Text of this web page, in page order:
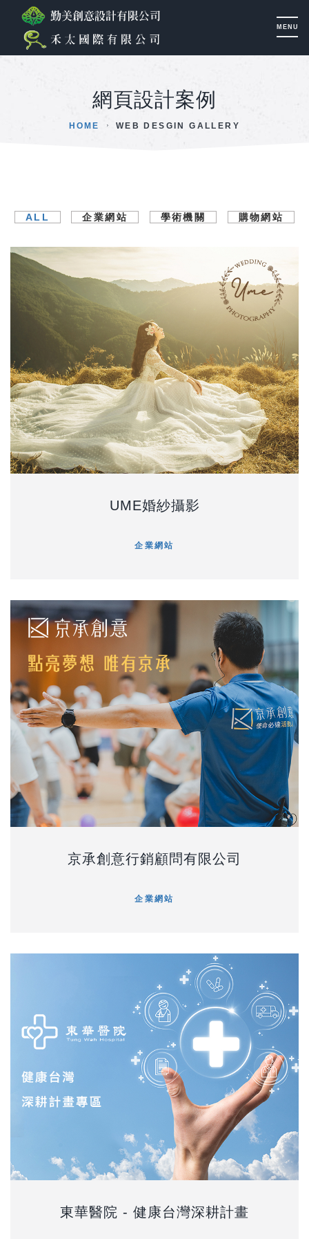
網頁設計案例
HOME WEB DESGIN GALLERY
ALL 企業網站 學術機關 購物網站
UME婚紗攝影
企業網站
京承創意行銷顧問有限公司
企業網站
東華醫院 - 健康台灣深耕計畫